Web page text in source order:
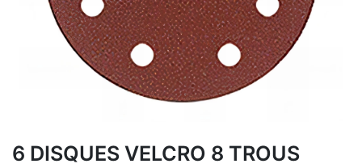
6 DISQUES VELCRO 8 TROUS